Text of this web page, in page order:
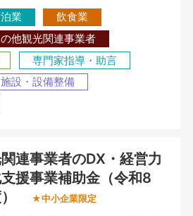
業
飲食業
他観光関連事業者
専門家指導・助言
施設・設備整備
連事業者のDX・経営力
援事業補助金（令和8
★中小企業限定